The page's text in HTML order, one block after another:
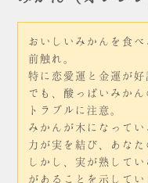
おいしいみかんを食
前触れ。
特に恋愛運と金運が好
でも、酸っぱいみか
トラブルに注意。
みかんが木になって
力が実を結び、あなた
しかし、実が熟して
があることを示してい